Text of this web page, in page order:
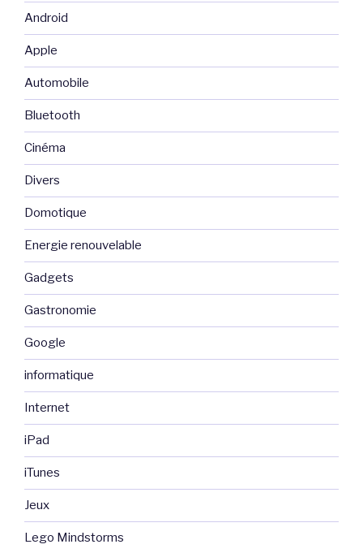
Android
Apple
Automobile
Bluetooth
Cinéma
Divers
Domotique
Energie renouvelable
Gadgets
Gastronomie
Google
informatique
Internet
iPad
iTunes
Jeux
Lego Mindstorms